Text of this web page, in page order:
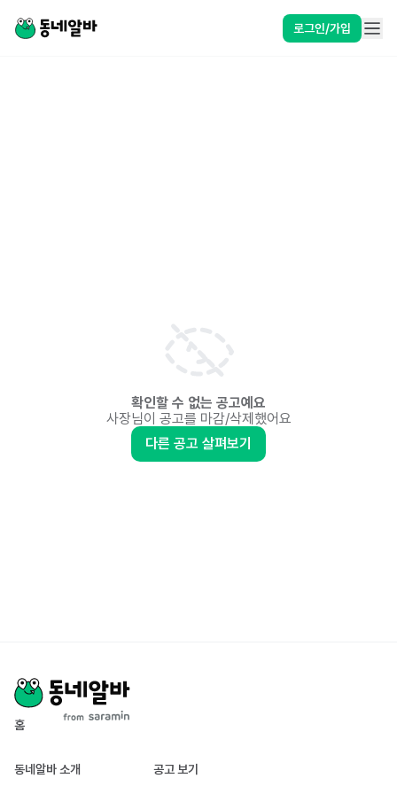
로그인/가입
확인할 수 없는 공고예요
사장님이 공고를 마감/삭제했어요
다른 공고 살펴보기
홈
동네알바 소개 공고 보기